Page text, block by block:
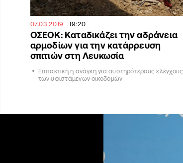
07.03.2019 19:20
ΟΣΕΟΚ: Καταδικάζει την αδράνεια
αρμοδίων για την κατάρρευση
σπιτιών στη Λευκωσία
Επιτακτική η ανάγκη για αυστηρότερους ελέγχους
των υφιστάμενων οικοδομών